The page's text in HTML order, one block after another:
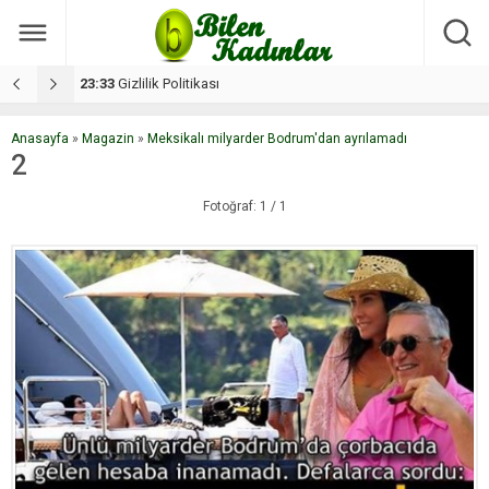
17:08 Dilan, düğününe 5 gün kala hayatını kaybetti
Anasayfa » Magazin » Meksikalı milyarder Bodrum'dan ayrılamadı
2
Fotoğraf: 1 / 1